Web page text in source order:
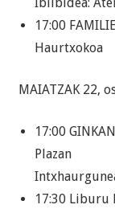
17:00
Haurtxokoa
MAIATZAK 22,
17:00
Plazan
17:30 Liburu